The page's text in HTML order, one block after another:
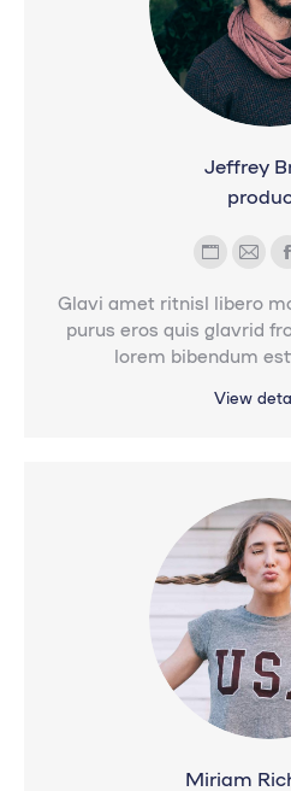
Jeffrey
Glavi amet ritnisl libero
purus eros quis glavrid
lorem bibendum
Blog
personal
/
sitio
web
E-
mail
View
Miriam